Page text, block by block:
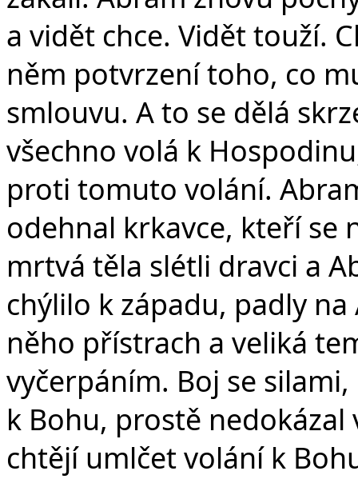
a vidět chce. Vidět touží.
něm potvrzení toho, co
smlouvu. A to se dělá
všechno volá k
proti tomuto volání.
odehnal krkavce, kteří se
mrtvá těla slétli dravci a
chýlilo k západu, padly
něho přístrach a veliká
vyčerpáním. Boj se
k Bohu, prostě
chtějí umlčet volání k